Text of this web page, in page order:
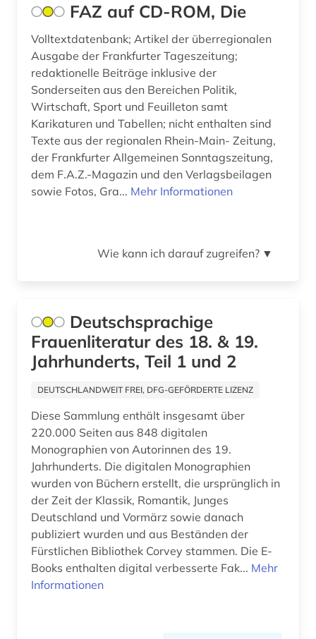
bayern (3)
bda-preis (1)
beamtenrecht (6)
behandlungsvertrag (1)
behörde (2)
belgien (1)
berufliche fortbildung (2)
berufsrecht (1)
berusbildungssystem (1)
berühmte persönlichkeit (1)
besatzungsmacht (1)
beschäftigung (1)
besoldungsrecht (1)
bestandsaufbau (1)
bestimmung (1)
Serbien (1)
Slowakei (1)
Slowenien (3)
Suedamerika (1)
Suedasien (1)
Suedostasien (1)
Suedosteuropa (2)
Tschechische Republik (4)
Ungarn (3)
FAZ auf CD-ROM, Die
Volltextdatenbank; Artikel der überregionalen
Ausgabe der Frankfurter Tageszeitung;
redaktionelle Beiträge inklusive der
Sonderseiten aus den Bereichen Politik,
Wirtschaft, Sport und Feuilleton samt
Karikaturen und Tabellen; nicht enthalten sind
Texte aus der regionalen Rhein-Main- Zeitung,
der Frankfurter Allgemeinen Sonntagszeitung,
dem F.A.Z.-Magazin und den Verlagsbeilagen
sowie Fotos, Gra... Mehr Informationen
Wie kann ich darauf zugreifen? ▼
Deutschsprachige
Frauenliteratur des 18. & 19.
Jahrhunderts, Teil 1 und 2
DEUTSCHLANDWEIT FREI, DFG-GEFÖRDERTE LIZENZ
Diese Sammlung enthält insgesamt über
220.000 Seiten aus 848 digitalen
Monographien von Autorinnen des 19.
Jahrhunderts. Die digitalen Monographien
wurden von Büchern erstellt, die ursprünglich in
der Zeit der Klassik, Romantik, Junges
Deutschland und Vormärz sowie danach
publiziert wurden und aus Beständen der
Fürstlichen Bibliothek Corvey stammen. Die E-
Books enthalten digital verbesserte Fak... Mehr
Informationen